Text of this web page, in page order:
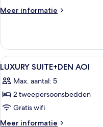
laden
Meer informatie
Meer
suite,
niet-
roken
Alle
foto's
voor
LUXURY
SUITE+DEN
AOI
7
LUXURY SUITE+DEN AOI
Max. aantal: 5
2 tweepersoonsbedden
Gratis wifi
Meer informatie
Meer